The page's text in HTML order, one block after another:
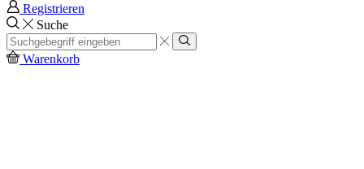
Registrieren
Suche
Search
input
Search
Warenkorb